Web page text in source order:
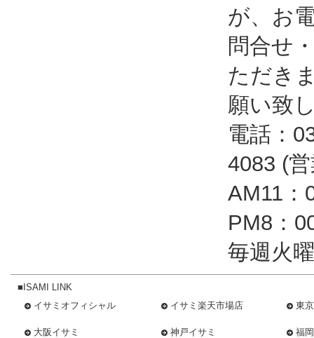
が、お
問合せ
ただき
願い致
電話：
4083 (
AM11：
PM8：
毎週火
■ISAMI LINK
イサミオフィシャル
イサミ楽天市場店 東
大阪イサミ 神戸イサミ 福